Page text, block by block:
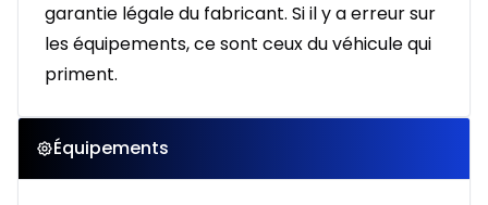
garantie légale du fabricant. Si il y a erreur sur
les équipements, ce sont ceux du véhicule qui
priment.
Équipements